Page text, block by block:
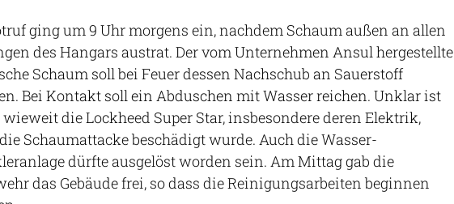
ging um 9 Uhr morgens ein, nachdem Schaum außen an allen
des Hangars austrat. Der vom Unternehmen Ansul hergestellte
Schaum soll bei Feuer dessen Nachschub an Sauerstoff
Bei Kontakt soll ein Abduschen mit Wasser reichen. Unklar ist
wieweit die Lockheed Super Star, insbesondere deren Elektrik,
Schaumattacke beschädigt wurde. Auch die Wasser-
dürfte ausgelöst worden sein. Am Mittag gab die
das Gebäude frei, so dass die Reinigungsarbeiten beginnen